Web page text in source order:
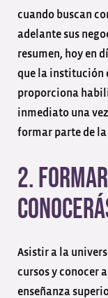
cuando buscan
adelante sus
resumen, hoy en
que la institución
proporciona
inmediato una
formar parte de
2.
Asistir a la
cursos y conocer
enseñanza